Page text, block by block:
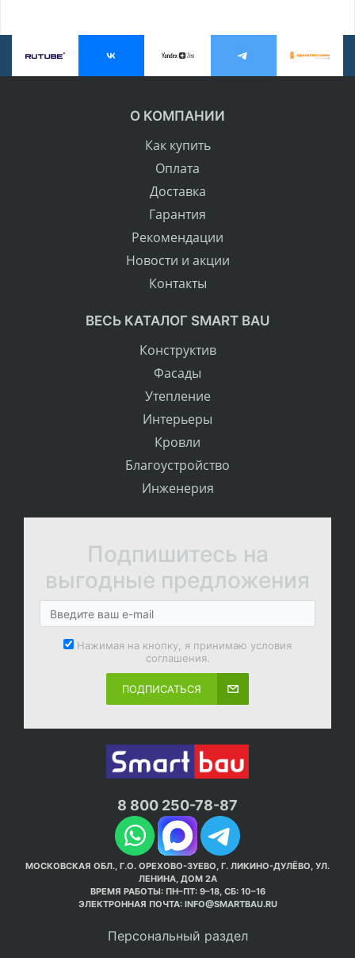
О КОМПАНИИ
Как купить
Оплата
Доставка
Гарантия
Рекомендации
Новости и акции
Контакты
ВЕСЬ КАТАЛОГ SMART BAU
Конструктив
Фасады
Утепление
Интерьеры
Кровли
Благоустройство
Инженерия
Подпишитесь на
выгодные предложения
Нажимая на кнопку, я принимаю условия
соглашения.
ПОДПИСАТЬСЯ
8 800 250-78-87
МОСКОВСКАЯ ОБЛ., Г.О. ОРЕХОВО-ЗУЕВО, Г. ЛИКИНО-ДУЛЁВО, УЛ.
ЛЕНИНА, ДОМ 2А
ВРЕМЯ РАБОТЫ: ПН–ПТ: 9–18, СБ: 10–16
ЭЛЕКТРОННАЯ ПОЧТА: INFO@SMARTBAU.RU
Персональный раздел